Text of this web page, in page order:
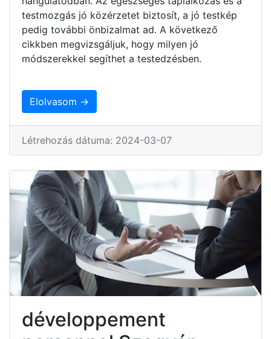
testmozgás jó közérzetet biztosít, a jó testkép
pedig további önbizalmat ad. A következő
cikkben megvizsgáljuk, hogy milyen jó
módszerekkel segíthet a testedzésben.
Elolvasom →
Létrehozás dátuma: 2024-03-07
développement